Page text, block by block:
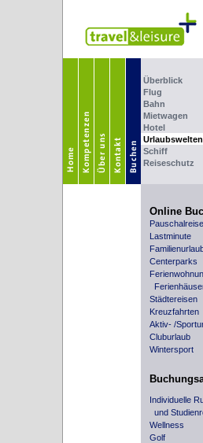
Überblick
Flug
Bahn
Mietwagen
Hotel
Urlaubswelten
Schiff
Reiseschutz
Online
Lastminute
Centerparks
Städtereisen
Kreuzfahrten
Aktiv- /
Cluburlaub
Wintersport
Individuelle
und
Wellness
Golf